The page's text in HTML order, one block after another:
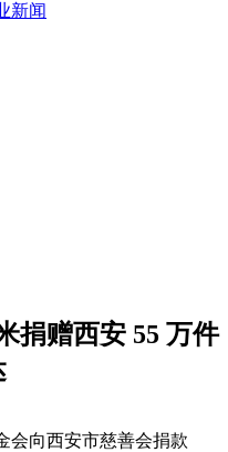
新闻
捐赠西安 55 万件
会向西安市慈善会捐款